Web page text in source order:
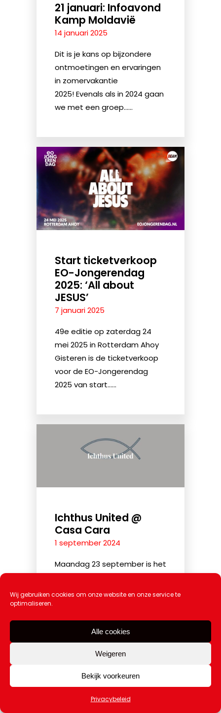
Wij gebruiken cookies om onze website en onze service te
optimaliseren.
Alle cookies
Weigeren
Bekijk voorkeuren
Privacybeleid
21 januari: Infoavond
Kamp Moldavië
14 januari 2025
Dit is je kans op bijzondere
ontmoetingen en ervaringen
in zomervakantie
2025! Evenals als in 2024 gaan
we met een groep......
Start ticketverkoop
EO-Jongerendag
2025: ‘All about
JESUS’
7 januari 2025
49e editie op zaterdag 24
mei 2025 in Rotterdam Ahoy
Gisteren is de ticketverkoop
voor de EO-Jongerendag
2025 van start......
Ichthus United @
Casa Cara
1 september 2024
Maandag 23 september is het
avond staat gepland. Een